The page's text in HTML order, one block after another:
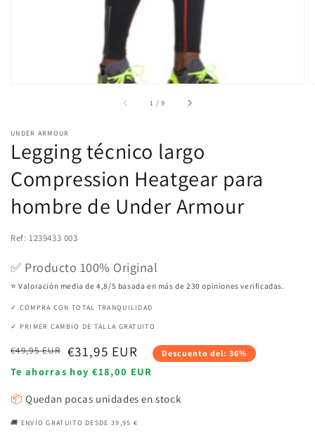
1 /de
9
UNDER ARMOUR
Legging técnico largo
Compression Heatgear para
hombre de Under Armour
Ref: 1239433 003
✅ Producto 100% Original
⭐ Valoración media de 4,8/5 basada en más de 230 opiniones verificadas.
✓ COMPRA CON TOTAL TRANQUILIDAD
✓ PRIMER CAMBIO DE TALLA GRATUITO
Precio
habitual
€49,95 EUR
Precio
de
€31,95 EUR
Te ahorras hoy €18,00 EUR
Descuento del: 36%
📦 Quedan pocas unidades en stock
🚚 ENVÍO GRATUITO DESDE 39,95 €